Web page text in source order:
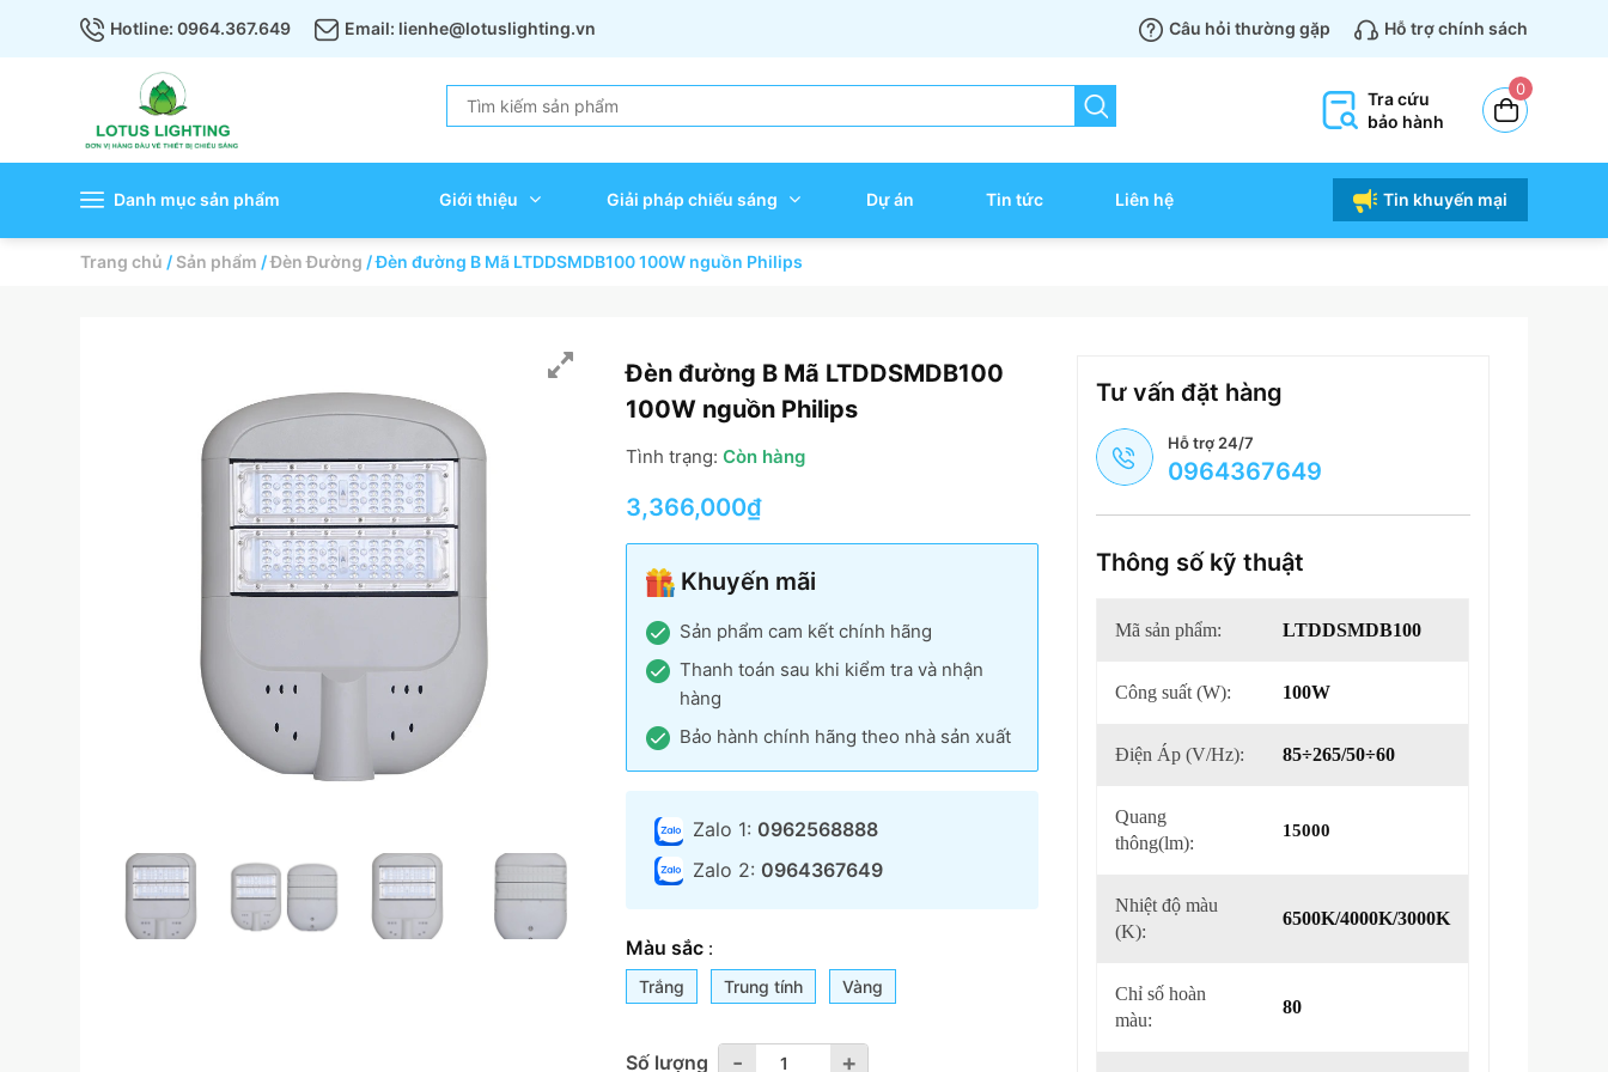
Hotline: 0964.367.649 Email: lienhe@lotuslighting.vn Câu hỏi thường gặp Hỗ trợ chính sách
Tra cứu
bảo hành
0
Danh mục sản phẩm Giới thiệu Giải pháp chiếu sáng Dự án Tin tức Liên hệ Tin khuyến mại
Trang chủ / Sản phẩm /Đèn Đường /Đèn đường B Mã LTDDSMDB100 100W nguồn Philips
Đèn đường B Mã LTDDSMDB100
100W nguồn Philips
Tình trạng: Còn hàng
3,366,000₫
Khuyến mãi
Sản phẩm cam kết chính hãng
Thanh toán sau khi kiểm tra và nhận
hàng
Bảo hành chính hãng theo nhà sản xuất
Zalo 1: 0962568888
Zalo 2: 0964367649
Màu sắc :
Trắng Trung tính Vàng
Số lượng +
- +
-
Tư vấn đặt hàng
Hỗ trợ 24/7
0964367649
Thông số kỹ thuật
Mã sản phẩm: LTDDSMDB100
Công suất (W): 100W
Điện Áp (V/Hz): 85÷265/50÷60
Quang
thông(lm):
15000
Nhiệt độ màu
(K):
6500K/4000K/3000K
Chỉ số hoàn
màu:
80